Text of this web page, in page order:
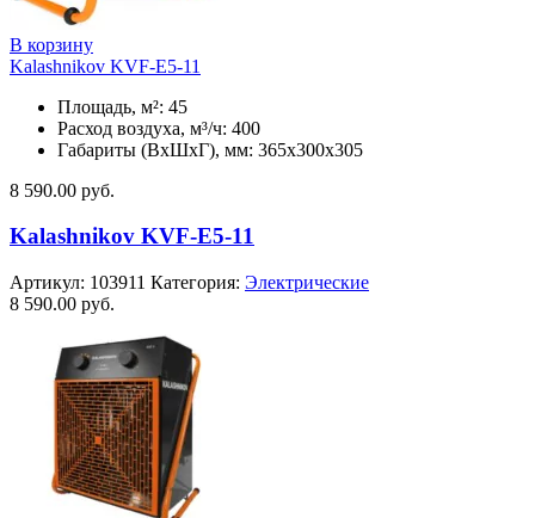
В корзину
Kalashnikov KVF-E5-11
Площадь, м²: 45
Расход воздуха, м³/ч: 400
Габариты (ВхШхГ), мм: 365x300x305
8 590.00 руб.
Kalashnikov KVF-E5-11
Артикул: 103911 Категория: Электрические
8 590.00 руб.